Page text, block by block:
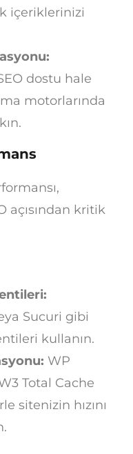
içeriklerinizi
dostu hale
motorlarında
açısından kritik
Sucuri gibi
kullanın.
WP
Total Cache
sitenizin hızını